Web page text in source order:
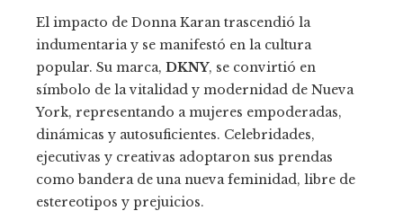
El impacto de Donna Karan trascendió la
indumentaria y se manifestó en la cultura
popular. Su marca, DKNY, se convirtió en
símbolo de la vitalidad y modernidad de Nueva
York, representando a mujeres empoderadas,
dinámicas y autosuficientes. Celebridades,
ejecutivas y creativas adoptaron sus prendas
como bandera de una nueva feminidad, libre de
estereotipos y prejuicios.